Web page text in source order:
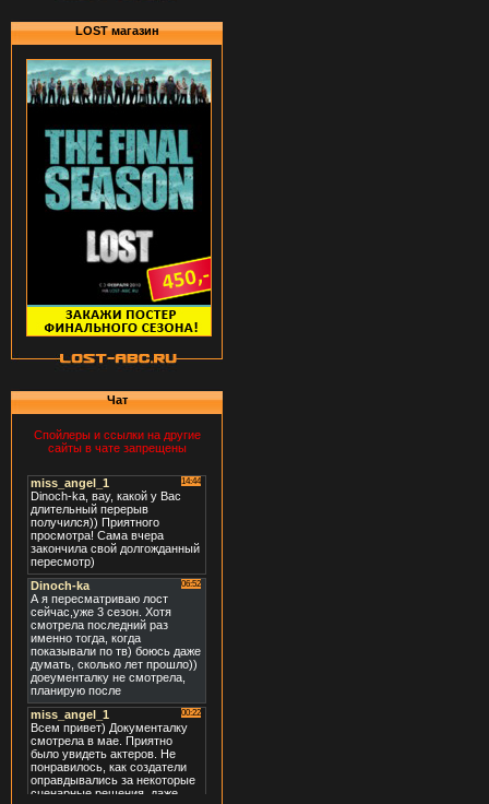
LOST магазин
Чат
Спойлеры и ссылки на другие
сайты в чате запрещены